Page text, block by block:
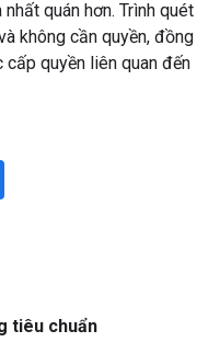
quán hơn. Trình quét
không cần quyền, đồng
quyền liên quan đến
tiêu chuẩn